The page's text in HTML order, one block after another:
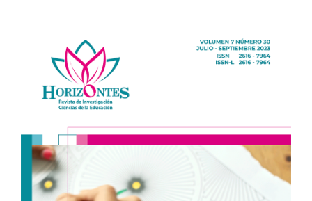
c
p
artículo